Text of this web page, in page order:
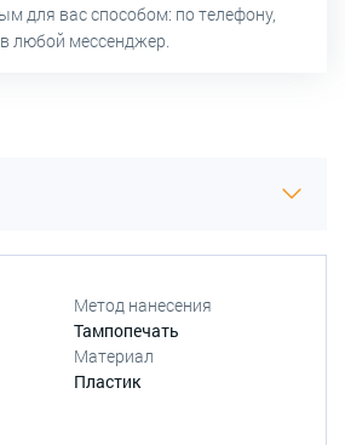
для вас способом: по телефону,
любой мессенджер.
Метод нанесения
Тампопечать
Материал
Пластик